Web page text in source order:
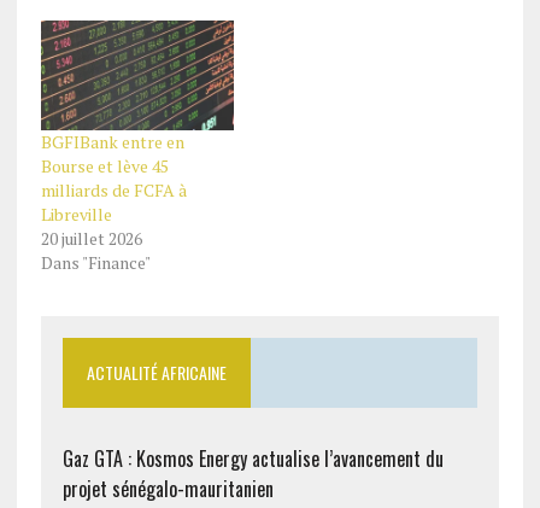
BGFIBank entre en
Bourse et lève 45
milliards de FCFA à
Libreville
20 juillet 2026
Dans "Finance"
ACTUALITÉ AFRICAINE
Gaz GTA : Kosmos Energy actualise l’avancement du
projet sénégalo-mauritanien